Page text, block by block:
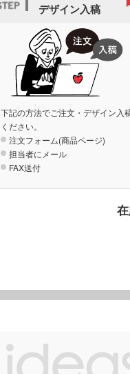
デザイン入稿
下記の方法でご注文・デザイン入
ください。
注文フォーム(商品ページ)
担当者にメール
FAX送付